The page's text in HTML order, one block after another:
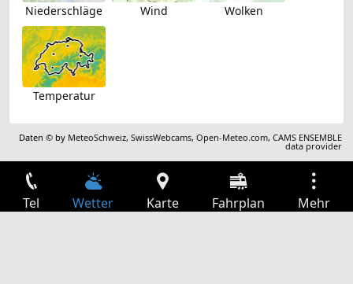
Niederschläge Wind Wolken
Temperatur
Daten © by MeteoSchweiz,SwissWebcams,Open-Meteo.com,CAMS ENSEMBLE
data provider
Tel Wetter Karte Fahrplan Mehr